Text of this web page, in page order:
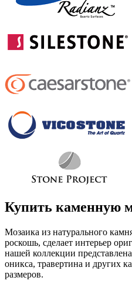
Купить каменную
Мозаика из натурального
роскошь, сделает интерьер
нашей коллекции
оникса, травертина и других
размеров.